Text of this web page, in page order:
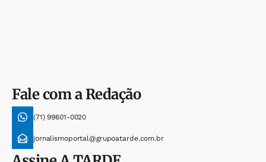
Fale com a Redação
(71) 99601-0020
jornalismoportal@grupoatarde.com.br